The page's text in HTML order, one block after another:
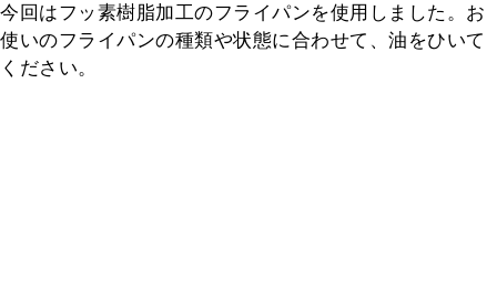
今回はフッ素樹脂加工のフライパンを使用しました。お
使いのフライパンの種類や状態に合わせて、油をひいて
ください。